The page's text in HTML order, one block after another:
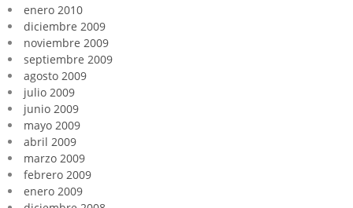
enero 2010
diciembre 2009
noviembre 2009
septiembre 2009
agosto 2009
julio 2009
junio 2009
mayo 2009
abril 2009
marzo 2009
febrero 2009
enero 2009